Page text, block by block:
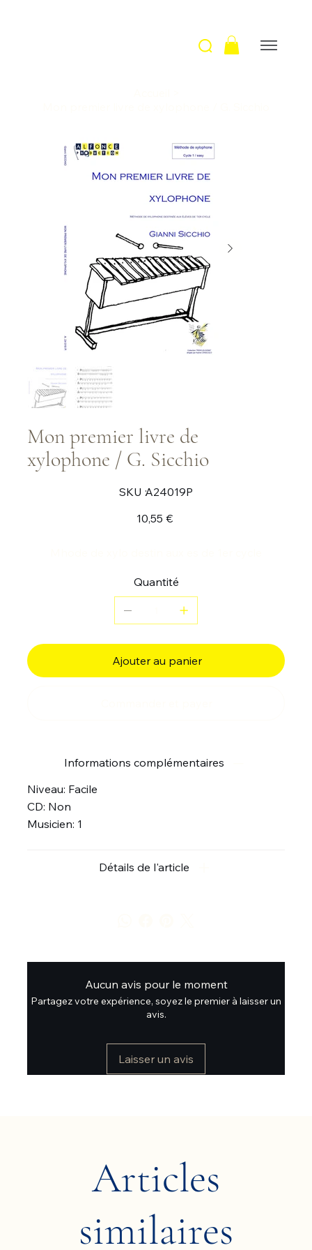
Mon premier livre de
xylophone / G. Sicchio
SKU :SKU
A24019P
A24019P
10,55 €
Quantité
Ajouter au panier
Informations complémentaires
Niveau: Facile
CD: Non
Musicien: 1
Détails de l'article
Aucun avis pour le moment
Partagez votre expérience, soyez le premier à laisser un
avis.
Laisser un avis
Articles
similaires